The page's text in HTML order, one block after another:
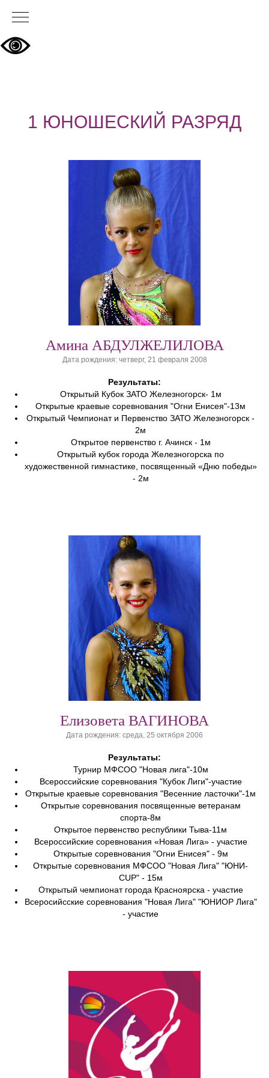
1 ЮНОШЕСКИЙ РАЗРЯД
Амина АБДУЛЖЕЛИЛОВА
Дата рождения: четверг, 21 февраля 2008
Результаты:
Открытый Кубок ЗАТО Железногорск- 1м
Открытые краевые соревнования "Огни Енисея"-13м
Открытый Чемпионат и Первенство ЗАТО Железногорск -
2м
Открытое первенство г. Ачинск - 1м
Открытый кубок города Железногорска по
художественной гимнастике, посвященный «Дню победы»
- 2м
Елизовета ВАГИНОВА
Дата рождения: среда, 25 октября 2006
Результаты:
Турнир МФСОО "Новая лига"-10м
Всероссийские соревнования "Кубок Лиги"-участие
Открытые краевые соревнования "Весенние ласточки"-1м
Открытые соревнования посвященные ветеранам
спорта-8м
Открытое первенство республики Тыва-11м
Всероссийские соревнования «Новая Лига» - участие
Открытые соревнования "Огни Енисея" - 9м
Открытые соревнования МФСОО "Новая Лига" "ЮНИ-
CUP" - 15м
Открытый чемпионат города Красноярска - участие
Всеросийсские соревнования "Новая Лига" "ЮНИОР Лига"
- участие